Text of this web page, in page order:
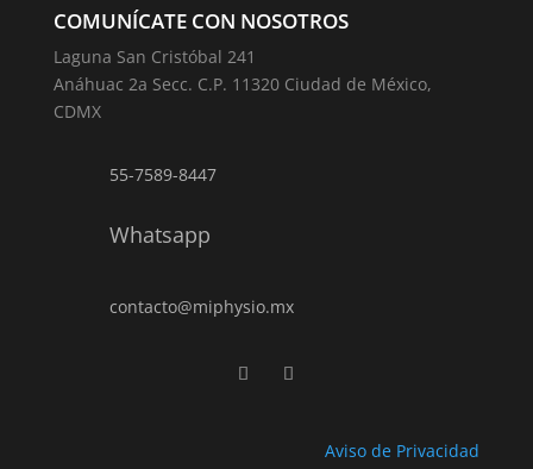
COMUNÍCATE CON NOSOTROS
Laguna San Cristóbal 241
Anáhuac 2a Secc. C.P. 11320 Ciudad de México,
CDMX
55-7589-8447
Whatsapp
contacto@miphysio.mx
Aviso de Privacidad